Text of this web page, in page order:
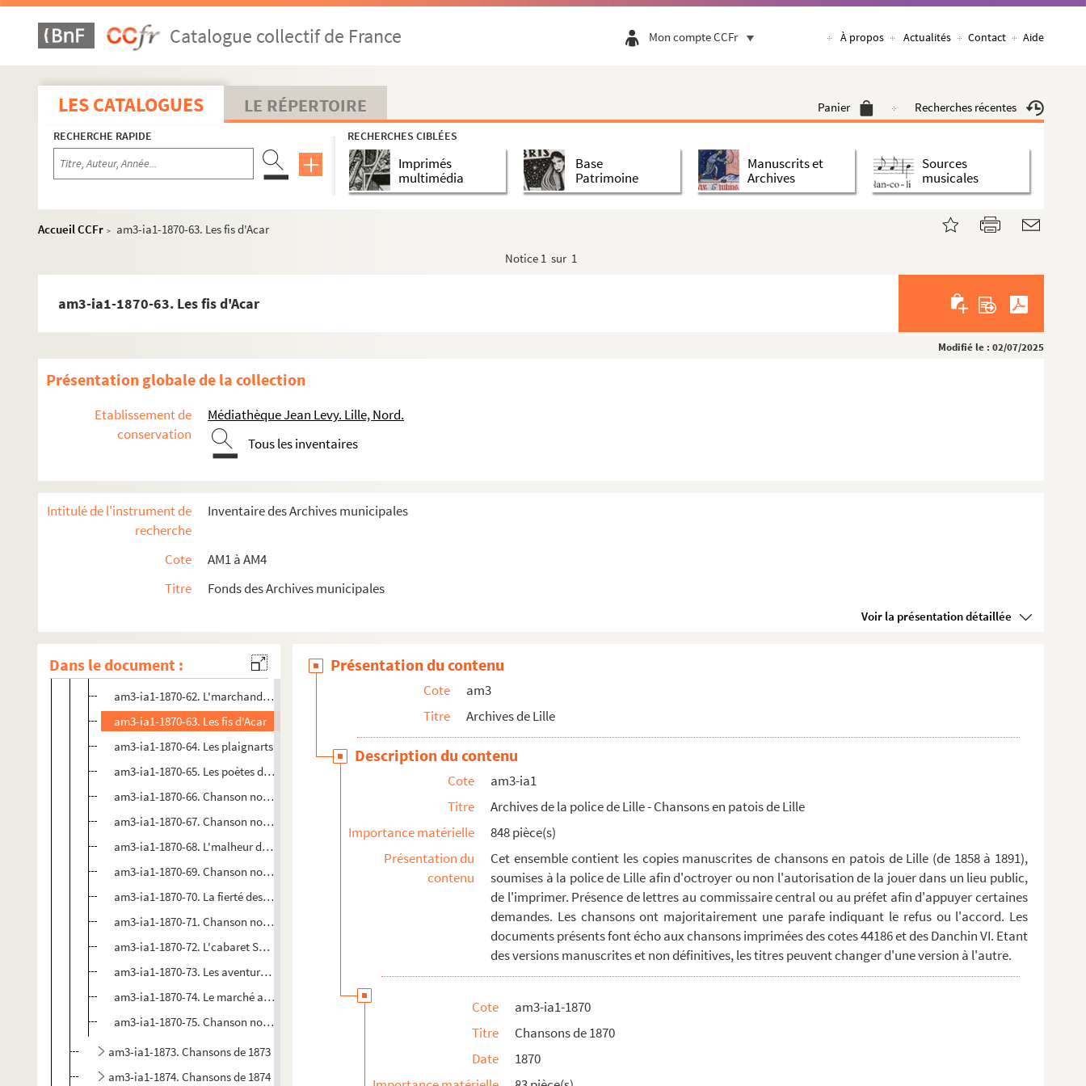
Catalogue collectif de France Mon compte CCFr À propos Actualités Contact Aide
LES CATALOGUES LE RÉPERTOIRE Panier Recherches récentes
RECHERCHE RAPIDE RECHERCHES CIBLÉES
Imprimés
multimédia
Base
Patrimoine
Manuscrits et
Archives
Sources
musicales
Accueil CCFr >
am3-ia1-1870-63. Les fis d'Acar
Notice 1 sur 1
am3-ia1-1870-63. Les fis d'Acar
Modifié le : 02/07/2025
Présentation globale de la collection
Etablissement de
conservation
Médiathèque Jean Levy. Lille, Nord.
Tous les inventaires
Intitulé de l'instrument de
recherche
Inventaire des Archives municipales
Cote
AM1 à AM4
Titre
Fonds des Archives municipales
Voir la présentation détaillée
Dans le document :
am3-ia1-1870-36. L'bon charcutier
am3-ia1-1870-37. Les rigolots
am3-ia1-1870-38. Chanson nouvelle en patois de Lille, chantée par la société des Cœurs triomphant
am3-ia1-1870-39. Chanson nouvelle en patois de Lille, chantée par la société des Cœurs triomphant
am3-ia1-1870-40. Chanson nouvelle en patois de Lille, chantée par la Société des Enfants chinois
am3-ia1-1870-41. Les sorciers
am3-ia1-1870-46. L'réforme
am3-ia1-1870-49. La grâce de dieu
am3-ia1-1870-51. Chanson nouvelle en patois de Lille, chantée par la société des Enfants joyeux
am3-ia1-1870-52. Chanson nouvelle en patois de Lille, chantée par la société des Petits couteaux
am3-ia1-1870-54. Le royaume des Piérot
am3-ia1-1870-55. Chanson nouvelle en patois de Lille, chantée par la société des Enfants joyeux
am3-ia1-1870-58. Chanson nouvelle en patois de Lille, chantée par la société des Enfants de Wazemmes
am3-ia1-1870-60. Chanson nouvelle en patois de Lille, chantée par la société des Enfants joyeux
am3-ia1-1870-61. Chanson nouvelle en patois de Lille, chantée par la société des Sans chagrin
am3-ia1-1870-62. L'marchand d'pim'tières frites
am3-ia1-1870-63. Les fis d'Acar
am3-ia1-1870-64. Les plaignarts
am3-ia1-1870-65. Les poètes de Lille
am3-ia1-1870-66. Chanson nouvelle en patois de Lille, chantée par les Amis réunis de Verlinghem
am3-ia1-1870-67. Chanson nouvelle en patois de Lille, chantée par la société des Enfants chinois
am3-ia1-1870-68. L'malheur des filles
am3-ia1-1870-69. Chanson nouvelle en patois de Lille, chantée par la société des Enfants de Wazemmes
am3-ia1-1870-70. La fierté des demoiselles
am3-ia1-1870-71. Chanson nouvelle en patois de Lille, chantée par la société des Mitains réunis
am3-ia1-1870-72. L'cabaret Sainte-Barbe
am3-ia1-1870-73. Les aventures d'un petit parrain
am3-ia1-1870-74. Le marché aux poissons
am3-ia1-1870-75. Chanson nouvelle en patois de Lille, chantée par la société des Petits couteaux
am3-ia1-1873. Chansons de 1873
am3-ia1-1874. Chansons de 1874
Présentation du contenu
Cote
am3
Titre
Archives de Lille
Description du contenu
Cote
am3-ia1
Titre
Archives de la police de Lille - Chansons en patois de Lille
Importance matérielle
848 pièce(s)
Présentation du
contenu
Cet ensemble contient les copies manuscrites de chansons en patois de Lille (de 1858 à 1891),
soumises à la police de Lille afin d'octroyer ou non l'autorisation de la jouer dans un lieu public,
de l'imprimer. Présence de lettres au commissaire central ou au préfet afin d'appuyer certaines
demandes. Les chansons ont majoritairement une parafe indiquant le refus ou l'accord. Les
documents présents font écho aux chansons imprimées des cotes 44186 et des Danchin VI. Etant
des versions manuscrites et non définitives, les titres peuvent changer d'une version à l'autre.
Cote
am3-ia1-1870
Titre
Chansons de 1870
Date
1870